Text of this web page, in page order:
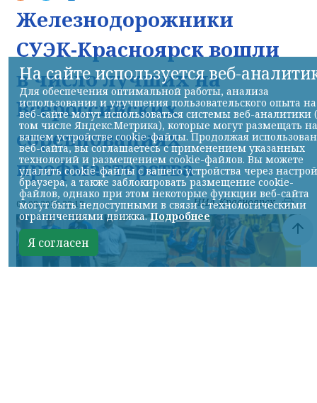
Железнодорожники
СУЭК-Красноярск вошли
в число лучших на
Всероссийских
соревнованиях
профмастерства
07.08.2026 22:13 НИА-Красноярск
На сайте используется веб-
Для обеспечения оптимальной работы, анализа
использования и улучшения пользовательского опыта на
веб-сайте могут использоваться системы веб-аналитики
том числе Яндекс.Метрика), которые могут размещать на
вашем устройстве cookie-файлы. Продолжая
веб-сайта, вы соглашаетесь с применением указанных
технологий и размещением cookie-файлов. Вы можете
удалить cookie-файлы с вашего устройства через
браузера, а также заблокировать размещение cookie-
файлов, однако при этом некоторые функции веб-сайта
могут быть недоступными в связи с технологическими
ограничениями движка.Подробнее
Я согласен